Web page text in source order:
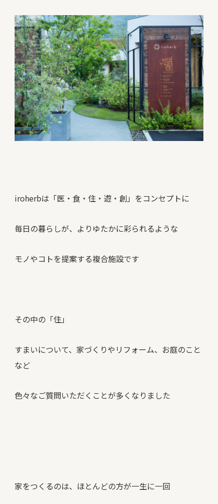
iroherbは「医・食・住・遊・創」をコンセプトに
毎日の暮らしが、よりゆたかに彩られるような
モノやコトを提案する複合施設です
その中の「住」
すまいについて、家づくりやリフォーム、お庭のこと
など
色々なご質問いただくことが多くなりました
家をつくるのは、ほとんどの方が一生に一回